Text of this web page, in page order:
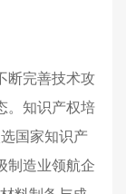
断完善技术攻
。知识产权培
国家知识产
制造业领航企